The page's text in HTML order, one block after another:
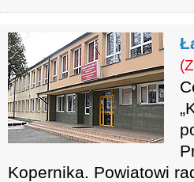
Kopernika. Powiatowi